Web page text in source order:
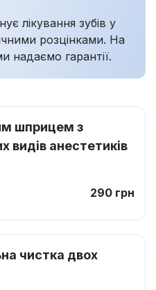
лікування зубів у
розцінками. На
надаємо гарантії.
шприцем з
видів анестетиків
290 грн
чистка двох